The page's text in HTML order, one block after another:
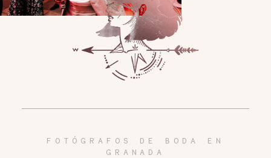
FOTÓGRAFOS DE BODA EN
GRANADA